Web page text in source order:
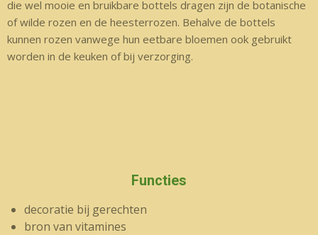
die wel mooie en bruikbare bottels dragen zijn de botanische
of wilde rozen en de heesterrozen. Behalve de bottels
kunnen rozen vanwege hun eetbare bloemen ook gebruikt
worden in de keuken of bij verzorging.
Functies
decoratie bij gerechten
bron van vitamines